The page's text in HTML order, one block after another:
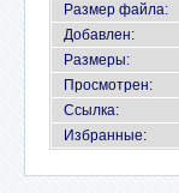
Размер файла:
Добавлен:
Размеры:
Просмотрен:
Ссылка:
Избранные: